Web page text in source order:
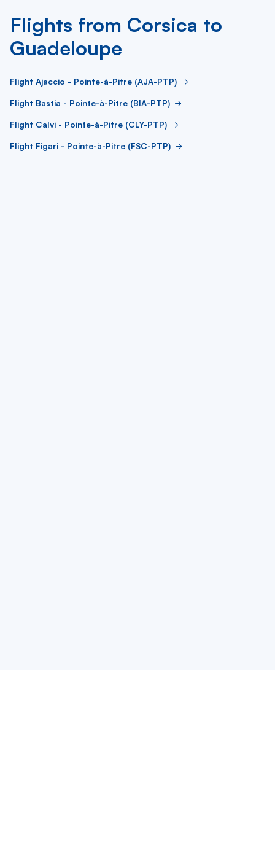
Flights from Corsica to
Guadeloupe
Flight Ajaccio - Pointe-à-Pitre (AJA-PTP)
Flight Bastia - Pointe-à-Pitre (BIA-PTP)
Flight Calvi - Pointe-à-Pitre (CLY-PTP)
Flight Figari - Pointe-à-Pitre (FSC-PTP)